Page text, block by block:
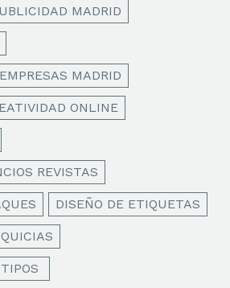
MADRID
MADRID
ONLINE
REVISTAS
DISEÑO DE ETIQUETAS